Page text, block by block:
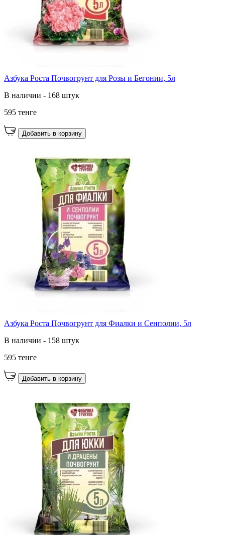
Азбука Роста Почвогрунт для Розы и Бегонии, 5л
В наличии - 168 штук
595 тенге
Добавить в корзину
Азбука Роста Почвогрунт для Фиалки и Сенполии, 5л
В наличии - 158 штук
595 тенге
Добавить в корзину